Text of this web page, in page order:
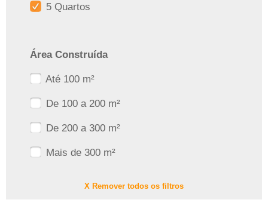
5 Quartos
Área Construída
Até 100 m²
De 100 a 200 m²
De 200 a 300 m²
Mais de 300 m²
X Remover todos os filtros